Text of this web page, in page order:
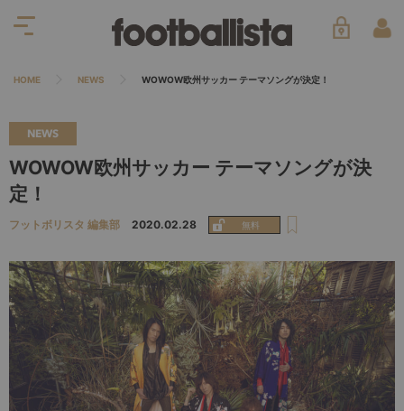
HOME NEWS WOWOW欧州サッカー テーマソングが決定！
NEWS
WOWOW欧州サッカー テーマソングが決
定！
フットボリスタ 編集部 2020.02.28